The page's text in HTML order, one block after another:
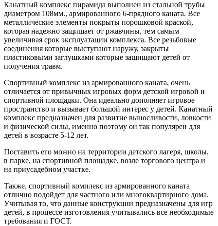
Канатный комплекс пирамида выполнен из стальной трубы
диаметром 108мм., армированного 6-прядного каната. Все
металлические элементы покрыты порошковой краской,
которая надежно защищает от ржавчины, тем самым
увеличивая срок эксплуатации комплекса. Все резьбовые
соединения которые выступают наружу, закрыты
пластиковыми заглушками которые защищают детей от
получения травм.
Спортивный комплекс из армированного каната, очень
отличается от привычных игровых форм детской игровой и
спортивной площадки. Она идеально дополняет игровое
пространство и вызывает большой интерес у детей. Канатный
комплекс предназначен для развитие выносливости, ловкости
и физической силы, именно поэтому он так популярен для
детей в возрасте 5-12 лет.
Поставить его можно на территории детского лагеря, школы,
в парке, на спортивной площадке, возле торгового центра и
на приусадебном участке.
Также, спортивный комплекс из армированного каната
отлично подойдет для частного или многоквартирного дома.
Учитывая то, что данные конструкции предназначены для игр
детей, в процессе изготовления учитывались все необходимые
требования и ГОСТ.